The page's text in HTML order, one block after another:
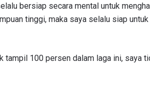
bersiap secara mental untuk
tinggi, maka saya selalu siap untuk
tampil 100 persen dalam laga ini, saya